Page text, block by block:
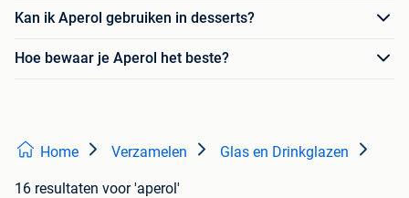
Kan ik Aperol gebruiken in desserts?
Hoe bewaar je Aperol het beste?
Home Verzamelen Glas en Drinkglazen
16 resultaten voor 'aperol'